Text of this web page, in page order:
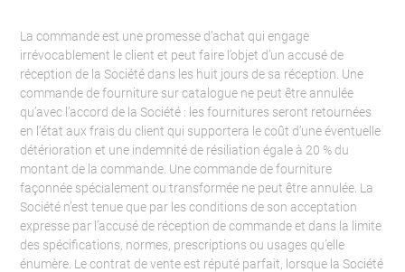
La commande est une promesse d’achat qui engage
irrévocablement le client et peut faire l’objet d’un accusé de
réception de la Société dans les huit jours de sa réception. Une
commande de fourniture sur catalogue ne peut être annulée
qu’avec l’accord de la Société : les fournitures seront retournées
en l’état aux frais du client qui supportera le coût d’une éventuelle
détérioration et une indemnité de résiliation égale à 20 % du
montant de la commande. Une commande de fourniture
façonnée spécialement ou transformée ne peut être annulée. La
Société n’est tenue que par les conditions de son acceptation
expresse par l’accusé de réception de commande et dans la limite
des spécifications, normes, prescriptions ou usages qu’elle
énumère. Le contrat de vente est réputé parfait, lorsque la Société